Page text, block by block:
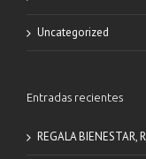
Uncategorized
Entradas recientes
REGALA BIENESTAR,